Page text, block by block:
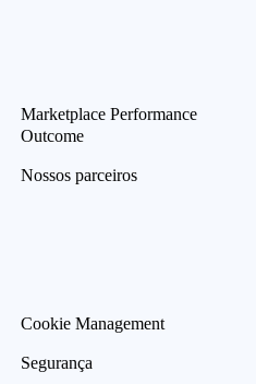
Marketplace Performance
Outcome
Nossos parceiros
Cookie Management
Segurança